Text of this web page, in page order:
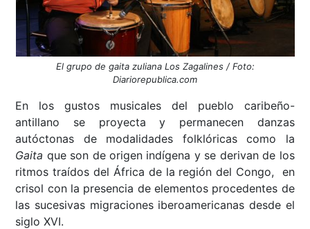
El grupo de gaita zuliana Los Zagalines / Foto:
Diariorepublica.com
En los gustos musicales del pueblo caribeño-
antillano se proyecta y permanecen danzas
autóctonas de modalidades folklóricas como la
Gaita que son de origen indígena y se derivan de los
ritmos traídos del África de la región del Congo, en
crisol con la presencia de elementos procedentes de
las sucesivas migraciones iberoamericanas desde el
siglo XVI.